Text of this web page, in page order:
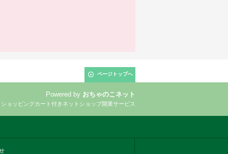
ページトップへ
Powered by おちゃのこネット
ョッピングカート付きネットショップ開業サービス